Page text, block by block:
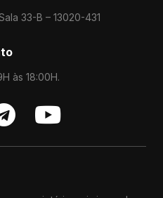
33-B – 13020-431
às 18:00H.